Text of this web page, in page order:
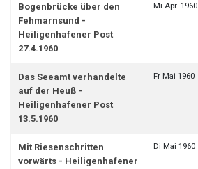
Bogenbrücke über den
Fehmarnsund -
Heiligenhafener Post
27.4.1960
Mi Apr. 1960
Das Seeamt verhandelte
auf der Heuß -
Heiligenhafener Post
13.5.1960
Fr Mai 1960
Mit Riesenschritten
vorwärts - Heiligenhafener
Di Mai 1960